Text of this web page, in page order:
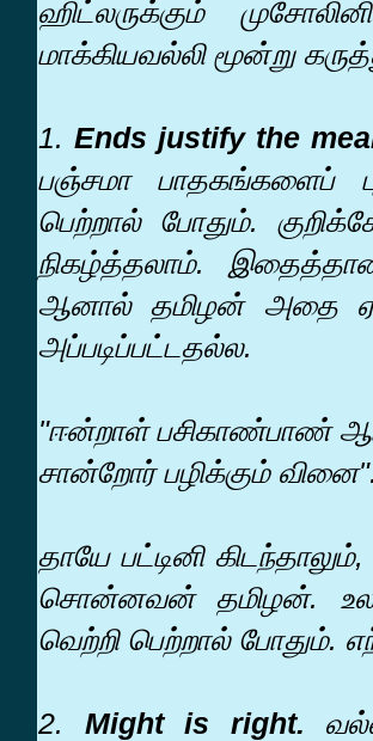
ஹிட்லருக்கும்
மாக்கியவல்லி மூன்று
1. Ends justify the
பஞ்சமா பாதகங்களைப்
பெற்றால் போதும்.
நிகழ்த்தலாம்.
ஆனால் தமிழன் அதை
அப்படிப்பட்டதல்ல.
"ஈன்றாள் பசிகாண்பாண்
சான்றோர் பழிக்கும்
தாயே பட்டினி
சொன்னவன் தமிழன்.
வெற்றி பெற்றால் போதும்.
2. Might is right.